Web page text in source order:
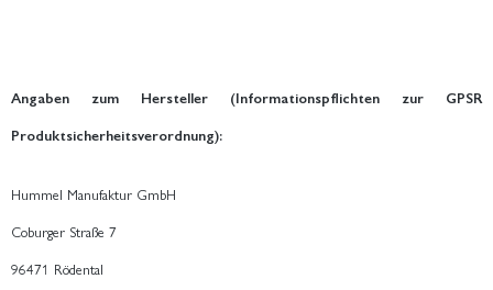
Angaben zum Hersteller (Informationspflichten zur GPSR
Produktsicherheitsverordnung):
Hummel Manufaktur GmbH
Coburger Straße 7
96471 Rödental